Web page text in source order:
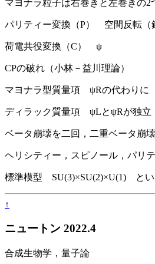
マヨナラ粒子は右巻きと左巻きの2
パリティー変換（P） 空間反転（
荷電共役変換（C） ψ
CPの破れ（小林－益川理論）
マヨナラ型質量項 ψRの代わりに
ディラック質量項 ψLとψRが独立
ベータ崩壊を二回，二重ベータ崩
ヘリシティー，スピノール，パリ
標準模型 SU(3)×SU(2)×U(1) と
↑
ニュートン 2022.4
合成生物学，量子論